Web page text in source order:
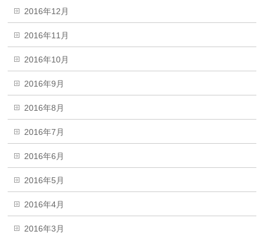
2016年12月
2016年11月
2016年10月
2016年9月
2016年8月
2016年7月
2016年6月
2016年5月
2016年4月
2016年3月